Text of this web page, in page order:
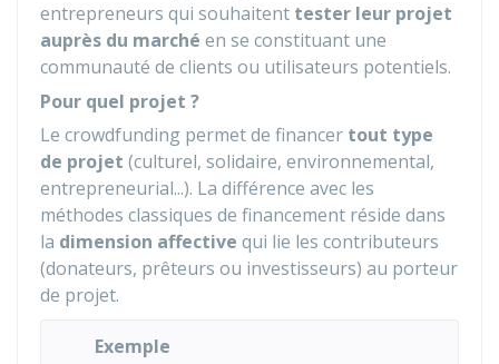
entrepreneurs qui souhaitent tester leur projet
auprès du marché en se constituant une
communauté de clients ou utilisateurs potentiels.
Pour quel projet ?
Le crowdfunding permet de financer tout type
de projet (culturel, solidaire, environnemental,
entrepreneurial...). La différence avec les
méthodes classiques de financement réside dans
la dimension affective qui lie les contributeurs
(donateurs, prêteurs ou investisseurs) au porteur
de projet.
Exemple